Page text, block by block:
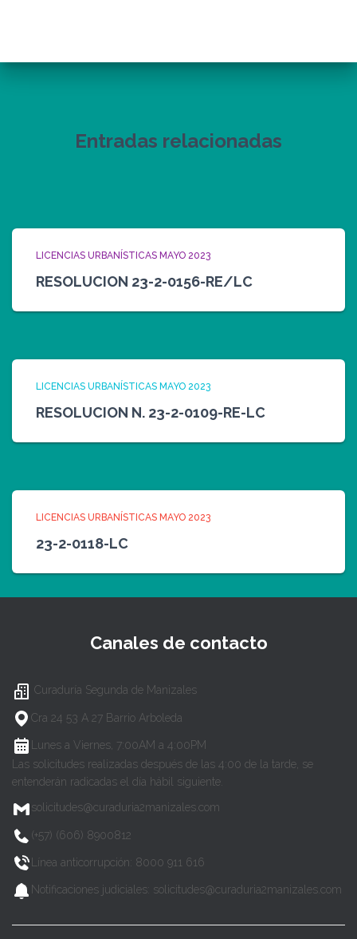
Entradas relacionadas
LICENCIAS URBANÍSTICAS MAYO 2023
RESOLUCION 23-2-0156-RE/LC
LICENCIAS URBANÍSTICAS MAYO 2023
RESOLUCION N. 23-2-0109-RE-LC
LICENCIAS URBANÍSTICAS MAYO 2023
23-2-0118-LC
Canales de contacto
Curaduría Segunda de Manizales
Cra 24 53 A 27 Barrio Arboleda
Lunes a Viernes, 7:00AM a 4:00PM
Las solicitudes realizadas después de las 4:00 de la tarde, se
entenderán radicadas el día hábil siguiente.
solicitudes@curaduria2manizales.com
(+57) (606) 8900812
Línea anticorrupción: 8000 911 616
Notificaciones judiciales: solicitudes@curaduria2manizales.com